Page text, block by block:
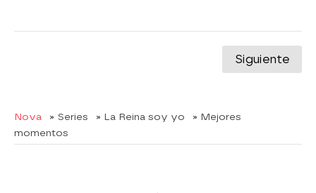
Siguiente
Nova » Series » La Reina soy yo
» Mejores
momentos